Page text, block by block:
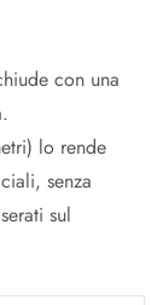
con una
lo rende
senza
sul